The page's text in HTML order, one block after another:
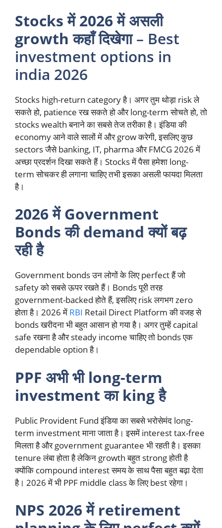
Stocks में 2026 में असली
growth कहाँ दिखेगा– Best
investment options in
india 2026
Stocks high-return category है। अगर तुम थोड़ा risk ले
सकते हो, patience रख सकते हो और long-term सोचते हो, तो
stocks wealth बनाने का सबसे तेज तरीका है। इंडिया की
economy आने वाले सालों में और grow करेगी, इसलिए कुछ
sectors जैसे banking, IT, pharma और FMCG 2026 में
अच्छा प्रदर्शन दिखा सकते हैं। Stocks में पैसा हमेशा long-
term सोचकर ही लगाना चाहिए तभी इसका असली फायदा मिलता
है।
2026 में Government
Bonds की demand क्यों बढ़
रही है
Government bonds उन लोगों के लिए perfect हैं जो
safety को सबसे ऊपर रखते हैं। Bonds पूरी तरह
government-backed होते हैं, इसलिए risk लगभग zero
होता है। 2026 में RBI Retail Direct Platform की वजह से
bonds खरीदना भी बहुत आसान हो गया है। अगर तुम्हें capital
safe रखना है और steady income चाहिए तो bonds एक
dependable option है।
PPF अभी भी long-term
investment का king है
Public Provident Fund इंडिया का सबसे भरोसेमंद long-
term investment माना जाता है। इसमें interest tax-free
मिलता है और government guarantee भी रहती है। इसका
tenure लंबा होता है लेकिन growth बहुत strong होती है
क्योंकि compound interest समय के साथ पैसा बहुत बढ़ा देता
है। 2026 में भी PPF middle class के लिए best रहेगा।
NPS 2026 में retirement